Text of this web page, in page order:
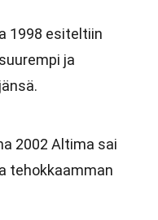
1998 esiteltiin
ja
2002 Altima sai
tehokkaamman